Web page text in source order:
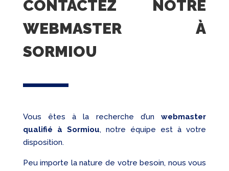
CONTACTEZ NOTRE
WEBMASTER À
SORMIOU
Vous êtes à la recherche d’unwebmaster
qualifié
à Sormiou, notre équipe est à votre
disposition.
Peu importe la nature de votre besoin, nous vous